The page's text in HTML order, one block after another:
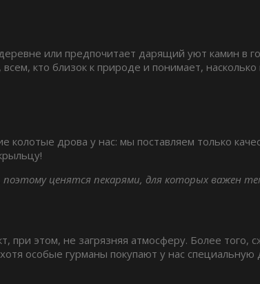
или предпочитает дарящий уют камин в
кто близок к природе и понимает,
дрова у нас: мы поставляем только
ценятся пекарями, для которых важен
этом, не загрязняя атмосферу. Более того,
особые гурманы покупают у нас специальную